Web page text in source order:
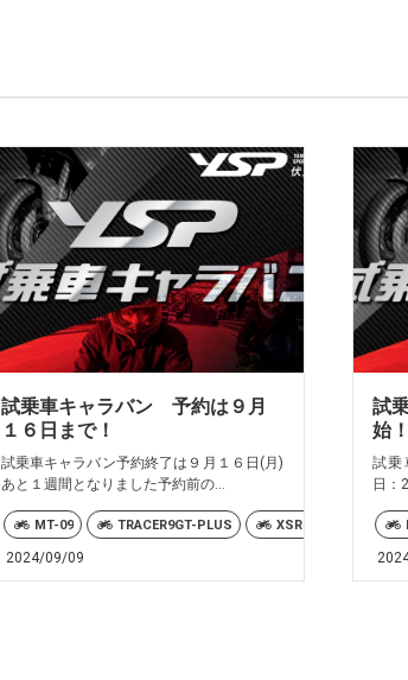
試乗車キャラバン 予約は９月
１６日まで！
試乗車キャラバン予約終了は９月１６日(月)
あと１週間となりました予約前の...
MT-09 TRACER9GT-PLUS XSR900
2024/09/09
試
始
試乗
日：